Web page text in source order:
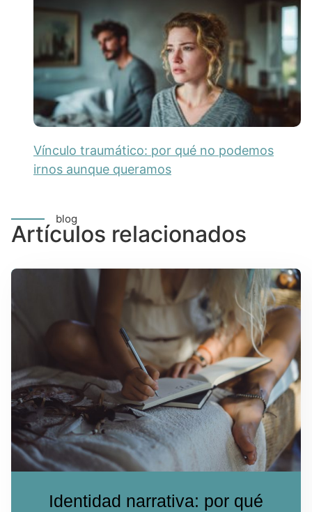
Vínculo traumático: por qué no podemos
irnos aunque queramos
blog
Artículos relacionados
Identidad narrativa: por qué